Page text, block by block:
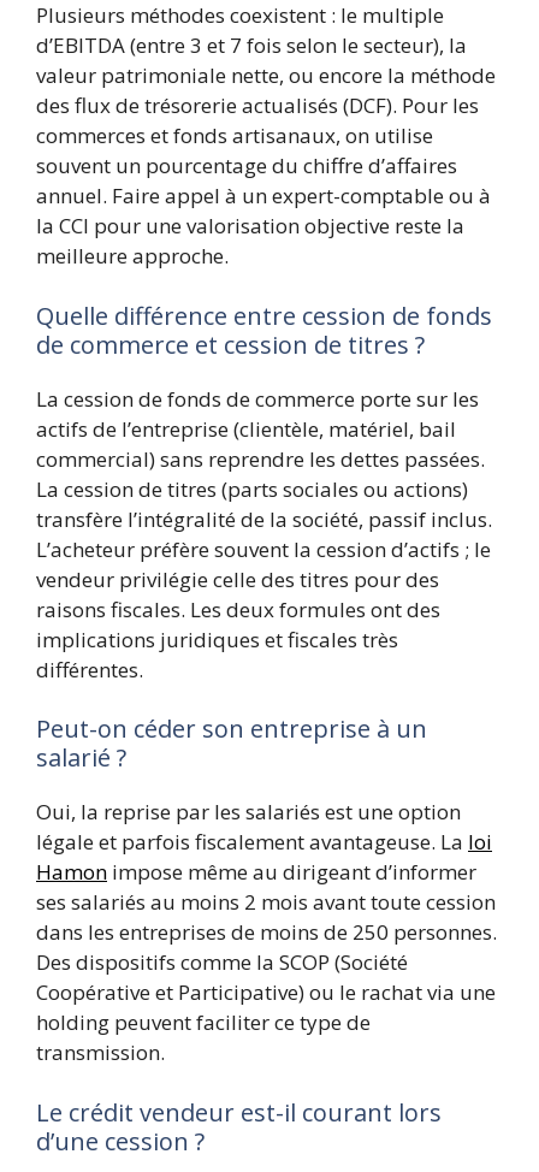
Plusieurs méthodes coexistent : le multiple
d’EBITDA (entre 3 et 7 fois selon le secteur), la
valeur patrimoniale nette, ou encore la méthode
des flux de trésorerie actualisés (DCF). Pour les
commerces et fonds artisanaux, on utilise
souvent un pourcentage du chiffre d’affaires
annuel. Faire appel à un expert-comptable ou à
la CCI pour une valorisation objective reste la
meilleure approche.
Quelle différence entre cession de fonds
de commerce et cession de titres ?
La cession de fonds de commerce porte sur les
actifs de l’entreprise (clientèle, matériel, bail
commercial) sans reprendre les dettes passées.
La cession de titres (parts sociales ou actions)
transfère l’intégralité de la société, passif inclus.
L’acheteur préfère souvent la cession d’actifs ; le
vendeur privilégie celle des titres pour des
raisons fiscales. Les deux formules ont des
implications juridiques et fiscales très
différentes.
Peut-on céder son entreprise à un
salarié ?
Oui, la reprise par les salariés est une option
légale et parfois fiscalement avantageuse. La loi
Hamon impose même au dirigeant d’informer
ses salariés au moins 2 mois avant toute cession
dans les entreprises de moins de 250 personnes.
Des dispositifs comme la SCOP (Société
Coopérative et Participative) ou le rachat via une
holding peuvent faciliter ce type de
transmission.
Le crédit vendeur est-il courant lors
d’une cession ?